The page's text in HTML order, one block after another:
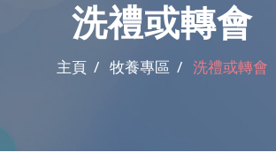
洗禮或轉會
主頁 / 牧養專區 / 洗禮或轉會